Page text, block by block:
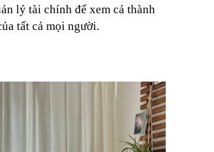
lý tài chính để xem cả thành
tất cả mọi người.